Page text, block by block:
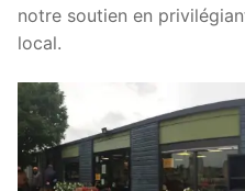
notre soutien en
local.